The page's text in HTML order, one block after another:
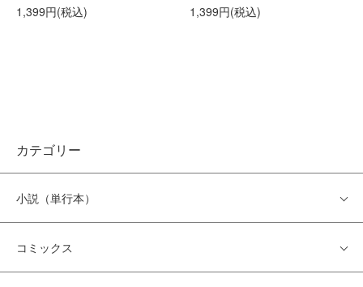
1,399円(税込)
1,399円(税込)
カテゴリー
小説（単行本）
コミックス